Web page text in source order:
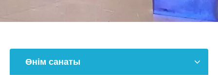
Өнім санаты